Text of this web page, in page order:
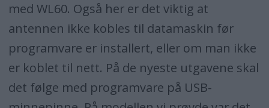
med WL60. Også her er det viktig at
antennen ikke kobles til datamaskin før
programvare er installert, eller om man ikke
er koblet til nett. På de nyeste utgavene skal
det følge med programvare på USB-